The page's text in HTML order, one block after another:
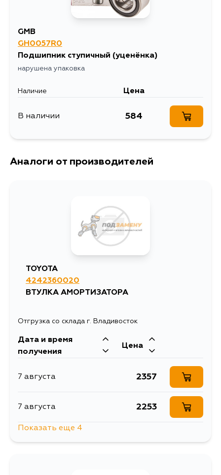
GMB
GH0057R0
Подшипник ступичный (уценёнка)
нарушена упаковка
Наличие Цена
В наличии 584
Аналоги от производителей
TOYOTA
4242360020
ВТУЛКА АМОРТИЗАТОРА
Отгрузка со склада г. Владивосток
Дата и время
получения
Цена
7 августа 2357
7 августа 2253
Показать еще 4